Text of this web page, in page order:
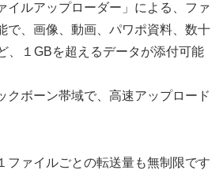
イルアップローダー」による、ファ
で、画像、動画、パワポ資料、数十
、１GBを超えるデータが添付可能
クボーン帯域で、高速アップロード
ファイルごとの転送量も無制限です